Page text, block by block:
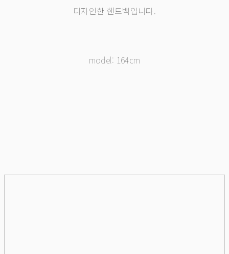
디자인한 핸드백입니다.
model: 164cm